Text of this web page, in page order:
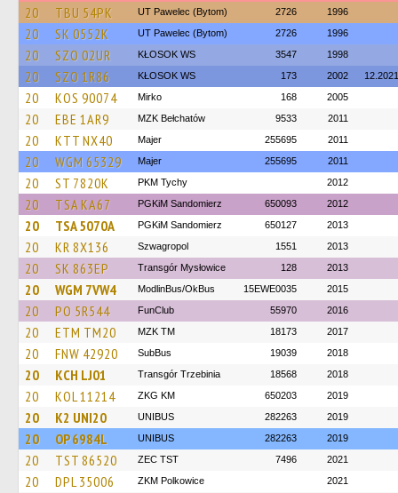
20 TBU 54PK UT Pawelec (Bytom) 2726 1996
20 SK 0552K UT Pawelec (Bytom) 2726 1996
20 SZO 02UR KŁOSOK WS 3547 1998
20 SZO 1R86 KŁOSOK WS 173 2002 12.2021
20 KOS 90074 Mirko 168 2005
20 EBE 1AR9 MZK Bełchatów 9533 2011
20 KTT NX40 Majer 255695 2011
20 WGM 65329 Majer 255695 2011
20 ST 7820K PKM Tychy 2012
20 TSA KA67 PGKiM Sandomierz 650093 2012
20 TSA 5070A PGKiM Sandomierz 650127 2013
20 KR 8X136 Szwagropol 1551 2013
20 SK 863EP Transgór Mysłowice 128 2013
20 WGM 7VW4 ModlinBus/OkBus 15EWE0035 2015
20 PO 5R544 FunClub 55970 2016
20 ETM TM20 MZK TM 18173 2017
20 FNW 42920 SubBus 19039 2018
20 KCH LJ01 Transgór Trzebinia 18568 2018
20 KOL 11214 ZKG KM 650203 2019
20 K2 UNI20 UNIBUS 282263 2019
20 OP 6984L UNIBUS 282263 2019
20 TST 86520 ZEC TST 7496 2021
20 DPL 35006 ZKM Polkowice 2021